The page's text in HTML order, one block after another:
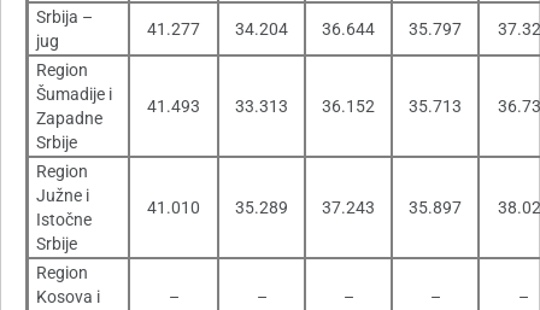
Srbija –
jug
41.277 34.204 36.644 35.797
Region
Šumadije i
Zapadne
Srbije
41.493 33.313 36.152 35.713
Region
Južne i
Istočne
Srbije
41.010 35.289 37.243 35.897
Region
Kosova i
– – – – –